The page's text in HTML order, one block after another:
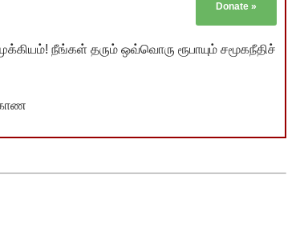
Donate »
நீங்கள் தரும் ஒவ்வொரு ரூபாயும் சமூகநீதிச்
காண